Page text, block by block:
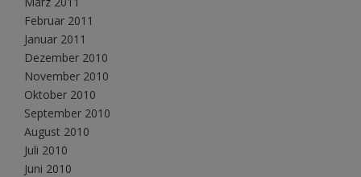
Februar 2011
Januar 2011
Dezember 2010
November 2010
Oktober 2010
September 2010
August 2010
Juli 2010
Juni 2010